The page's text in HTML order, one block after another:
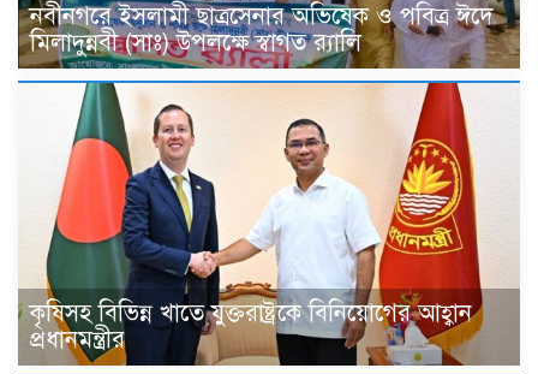
নবীনগরে ইসলামী ছাত্রসেনার অভিষেক ও পবিত্র ঈদে
মিলাদুন্নবী (সাঃ) উপলক্ষে স্বাগত র‍্যালি
কৃষিসহ বিভিন্ন খাতে যুক্তরাষ্ট্রকে বিনিয়োগের আহ্বান
প্রধানমন্ত্রীর